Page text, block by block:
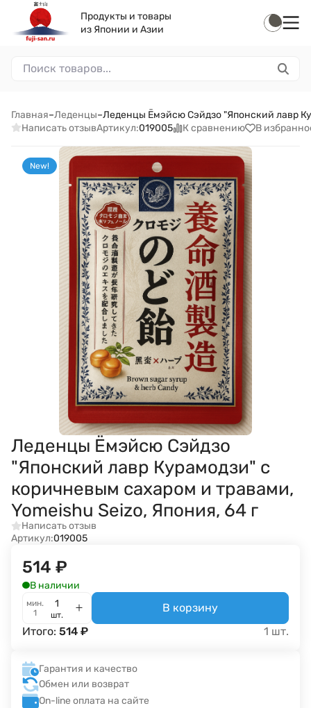
Продукты и товары
из Японии и Азии
Главная–Леденцы–Леденцы Ёмэйсю Сэйдзо "Японский лавр
Написать отзывАртикул:019005 К сравнению В
New!
Леденцы Ёмэйсю Сэйдзо
"Японский лавр Курамодзи" с
коричневым сахаром и травами,
Yomeishu Seizo, Япония, 64 г
Написать отзыв
Артикул:019005
514 ₽
В наличии
мин.
1
шт.
В корзину
Итого: 514 ₽ 1 шт.
Гарантия и качество
Обмен или возврат
On-line оплата на сайте